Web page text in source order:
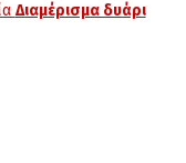
Διαμέρισμα δυάρι